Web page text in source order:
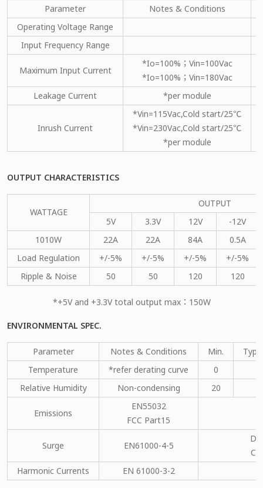
Parameter Notes & Conditions
Operating Voltage Range
Input Frequency Range
Maximum Input Current
*Io=100%；Vin=100Vac
*Io=100%；Vin=180Vac
Leakage Current
*per module
Inrush Current
*Vin=115Vac,Cold start/25℃
*Vin=230Vac,Cold start/25℃
*per module
OUTPUT CHARACTERISTICS
WATTAGE
OUTPUT
5V
3.3V 12V
-12V
1010W
22A 22A 84A
0.5A
Load Regulation
+/-5% +/-5% +/-5%
+/-5%
Ripple & Noise
50 50 120 120
*+5V and +3.3V total output max：150W
ENVIRONMENTAL SPEC.
Parameter Notes & Conditions Min.
Type.
Temperature
*refer derating curve
0
Relative Humidity
Non-condensing 20
Emissions
EN55032
FCC Part15
Surge EN61000-4-5
Harmonic Currents
EN 61000-3-2